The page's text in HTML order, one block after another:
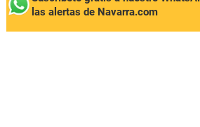
las alertas de Navarra.com